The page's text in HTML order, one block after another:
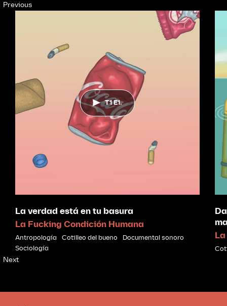
Previous
T1 E1.
La verdad está en tu basura
La Fucking Condición Humana
Antropología Cotilleo del bueno
Documental sonoro
Sociología
Next